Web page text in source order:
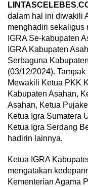
dalam hal ini diwakili
menghadiri sekaligus
IGRA Se-kabupaten
IGRA Kabupaten
Serbaguna
(03/12/2024).
Mewakili Ketua PKK
Kabupaten Asahan,
Asahan, Ketua
Ketua Igra Sumatera
Ketua Igra Serdang
hadirin lainnya.
Ketua IGRA
mengatakan
Kementerian Agama